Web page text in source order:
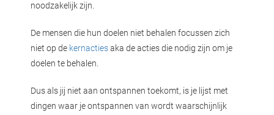
noodzakelijk zijn.
De mensen die hun doelen niet behalen focussen zich
niet op de kernactiesaka de acties die nodig zijn om je
doelen te behalen.
Dus als jij niet aan ontspannen toekomt, is je lijst met
dingen waar je ontspannen van wordt waarschijnlijk